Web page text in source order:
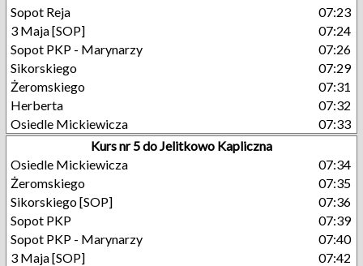
Sopot Reja
07:23
3 Maja [SOP]
07:24
Sopot PKP - Marynarzy
07:26
Sikorskiego
07:29
Żeromskiego
07:31
Herberta
07:32
Osiedle Mickiewicza
07:33
Kurs nr 5 do Jelitkowo Kapliczna
Osiedle Mickiewicza
07:34
Żeromskiego
07:35
Sikorskiego [SOP]
07:36
Sopot PKP
07:39
Sopot PKP - Marynarzy
07:40
3 Maja [SOP]
07:42